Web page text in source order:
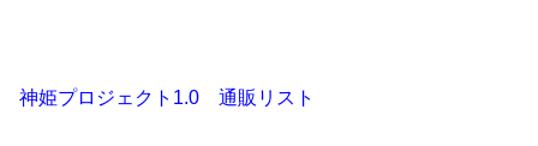
神姫プロジェクト1.0 通販リスト